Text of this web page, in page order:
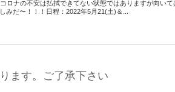
みだ〜！！！日程：2022年5月21(土)＆...
ます。ご了承下さい